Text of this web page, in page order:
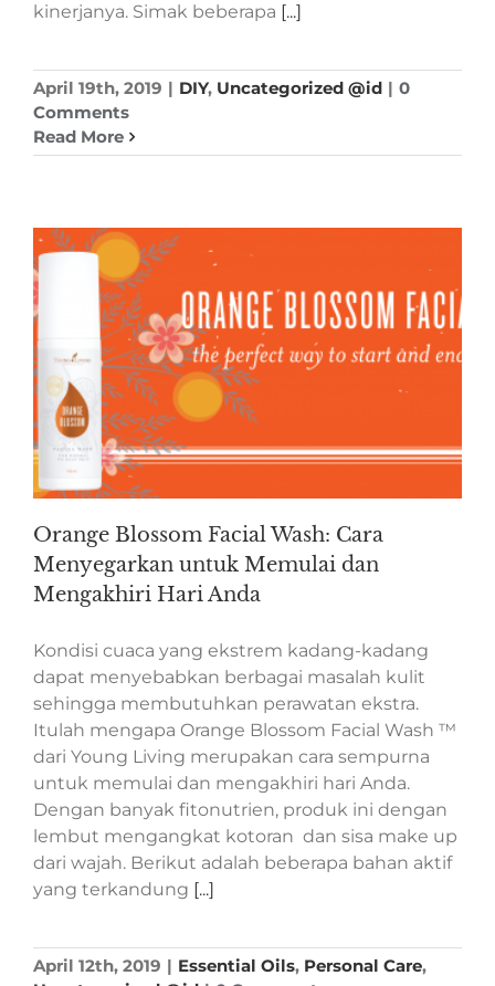
kinerjanya. Simak beberapa [...]
April 19th, 2019 | DIY, Uncategorized @id | 0
Comments
Read More
Orange Blossom Facial Wash: Cara
Menyegarkan untuk Memulai dan
Mengakhiri Hari Anda
Kondisi cuaca yang ekstrem kadang-kadang
dapat menyebabkan berbagai masalah kulit
sehingga membutuhkan perawatan ekstra.
Itulah mengapa Orange Blossom Facial Wash ™
dari Young Living merupakan cara sempurna
untuk memulai dan mengakhiri hari Anda.
Dengan banyak fitonutrien, produk ini dengan
lembut mengangkat kotoran dan sisa make up
dari wajah. Berikut adalah beberapa bahan aktif
yang terkandung [...]
April 12th, 2019 | Essential Oils, Personal Care,